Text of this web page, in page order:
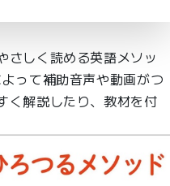
さしく読める英語メソッ
って補助音声や動画がつ
く解説したり、教材を付